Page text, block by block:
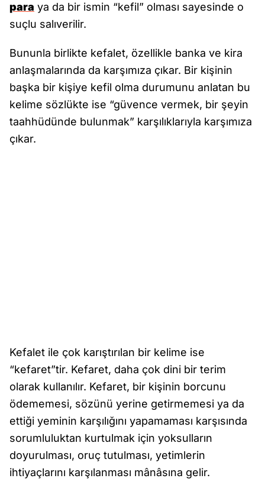
para ya da bir ismin “kefil” olması sayesinde o
suçlu salıverilir.
Bununla birlikte kefalet, özellikle banka ve kira
anlaşmalarında da karşımıza çıkar. Bir kişinin
başka bir kişiye kefil olma durumunu anlatan bu
kelime sözlükte ise “güvence vermek, bir şeyin
taahhüdünde bulunmak” karşılıklarıyla karşımıza
çıkar.
Kefalet ile çok karıştırılan bir kelime ise
“kefaret”tir. Kefaret, daha çok dini bir terim
olarak kullanılır. Kefaret, bir kişinin borcunu
ödememesi, sözünü yerine getirmemesi ya da
ettiği yeminin karşılığını yapamaması karşısında
sorumluluktan kurtulmak için yoksulların
doyurulması, oruç tutulması, yetimlerin
ihtiyaçlarını karşılanması mânâsına gelir.